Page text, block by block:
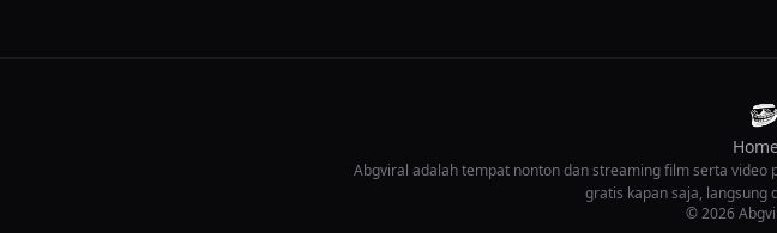
Abgviral adalah tempat nonton dan streaming film serta video
gratis kapan saja, langsung
© 2026